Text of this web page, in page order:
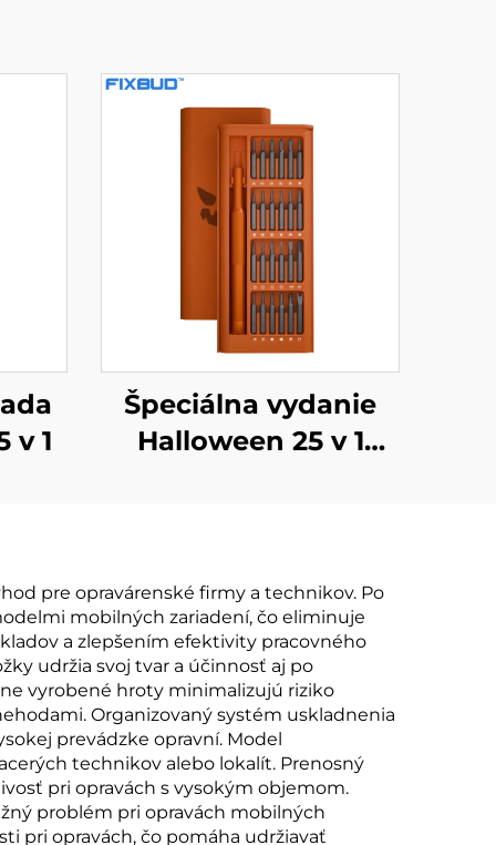
v 1
Špeciálna vydanie
Halloween 25 v 1
pre opravárenské firmy a technikov. Po
mobilných zariadení, čo eliminuje
a zlepšením efektivity pracovného
udržia svoj tvar a účinnosť aj po
vyrobené hroty minimalizujú riziko
Organizovaný systém uskladnenia
prevádzke opravní. Model
technikov alebo lokalít. Prenosný
pri opravách s vysokým objemom.
problém pri opravách mobilných
pri opravách, čo pomáha udržiavať